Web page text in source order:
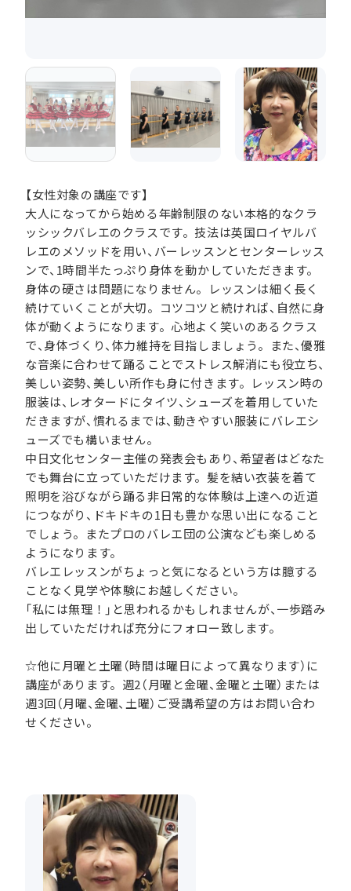
【女性対象の講座です】
大人になってから始める年齢制限のない本格的なクラ
ッシックバレエのクラスです。技法は英国ロイヤルバ
レエのメソッドを用い、バーレッスンとセンターレッス
ンで、1時間半たっぷり身体を動かしていただきます。
身体の硬さは問題になりません。レッスンは細く長く
続けていくことが大切。コツコツと続ければ、自然に身
体が動くようになります。心地よく笑いのあるクラス
で、身体づくり、体力維持を目指しましょう。また、優雅
な音楽に合わせて踊ることでストレス解消にも役立ち、
美しい姿勢、美しい所作も身に付きます。レッスン時の
服装は、レオタードにタイツ、シューズを着用していた
だきますが、慣れるまでは、動きやすい服装にバレエシ
ューズでも構いません。
中日文化センター主催の発表会もあり、希望者はどなた
でも舞台に立っていただけます。髪を結い衣装を着て
照明を浴びながら踊る非日常的な体験は上達への近道
につながり、ドキドキの1日も豊かな思い出になること
でしょう。またプロのバレエ団の公演なども楽しめる
ようになります。
バレエレッスンがちょっと気になるという方は臆する
ことなく見学や体験にお越しください。
「私には無理！」と思われるかもしれませんが、一歩踏み
出していただければ充分にフォロー致します。
☆他に月曜と土曜（時間は曜日によって異なります）に
講座があります。週2（月曜と金曜、金曜と土曜）または
週3回（月曜、金曜、土曜）ご受講希望の方はお問い合わ
せください。